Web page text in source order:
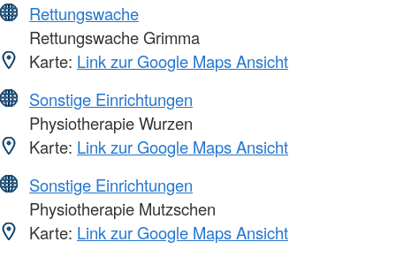
Rettungswache
Rettungswache Grimma
Karte: Link zur Google Maps Ansicht
Sonstige Einrichtungen
Physiotherapie Wurzen
Karte: Link zur Google Maps Ansicht
Sonstige Einrichtungen
Physiotherapie Mutzschen
Karte: Link zur Google Maps Ansicht